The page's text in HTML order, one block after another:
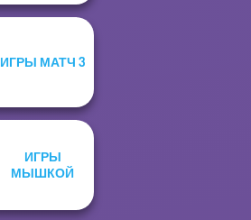
ИГРЫ МАТЧ 3
ИГРЫ
МЫШКОЙ